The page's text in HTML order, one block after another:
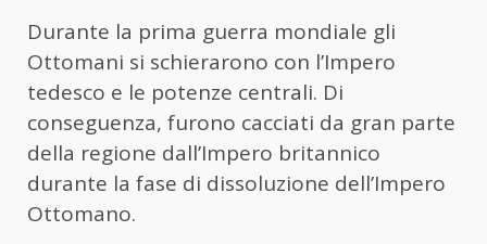
Durante la prima guerra mondiale gli
Ottomani si schierarono con l’Impero
tedesco e le potenze centrali. Di
conseguenza, furono cacciati da gran parte
della regione dall’Impero britannico
durante la fase di dissoluzione dell’Impero
Ottomano.